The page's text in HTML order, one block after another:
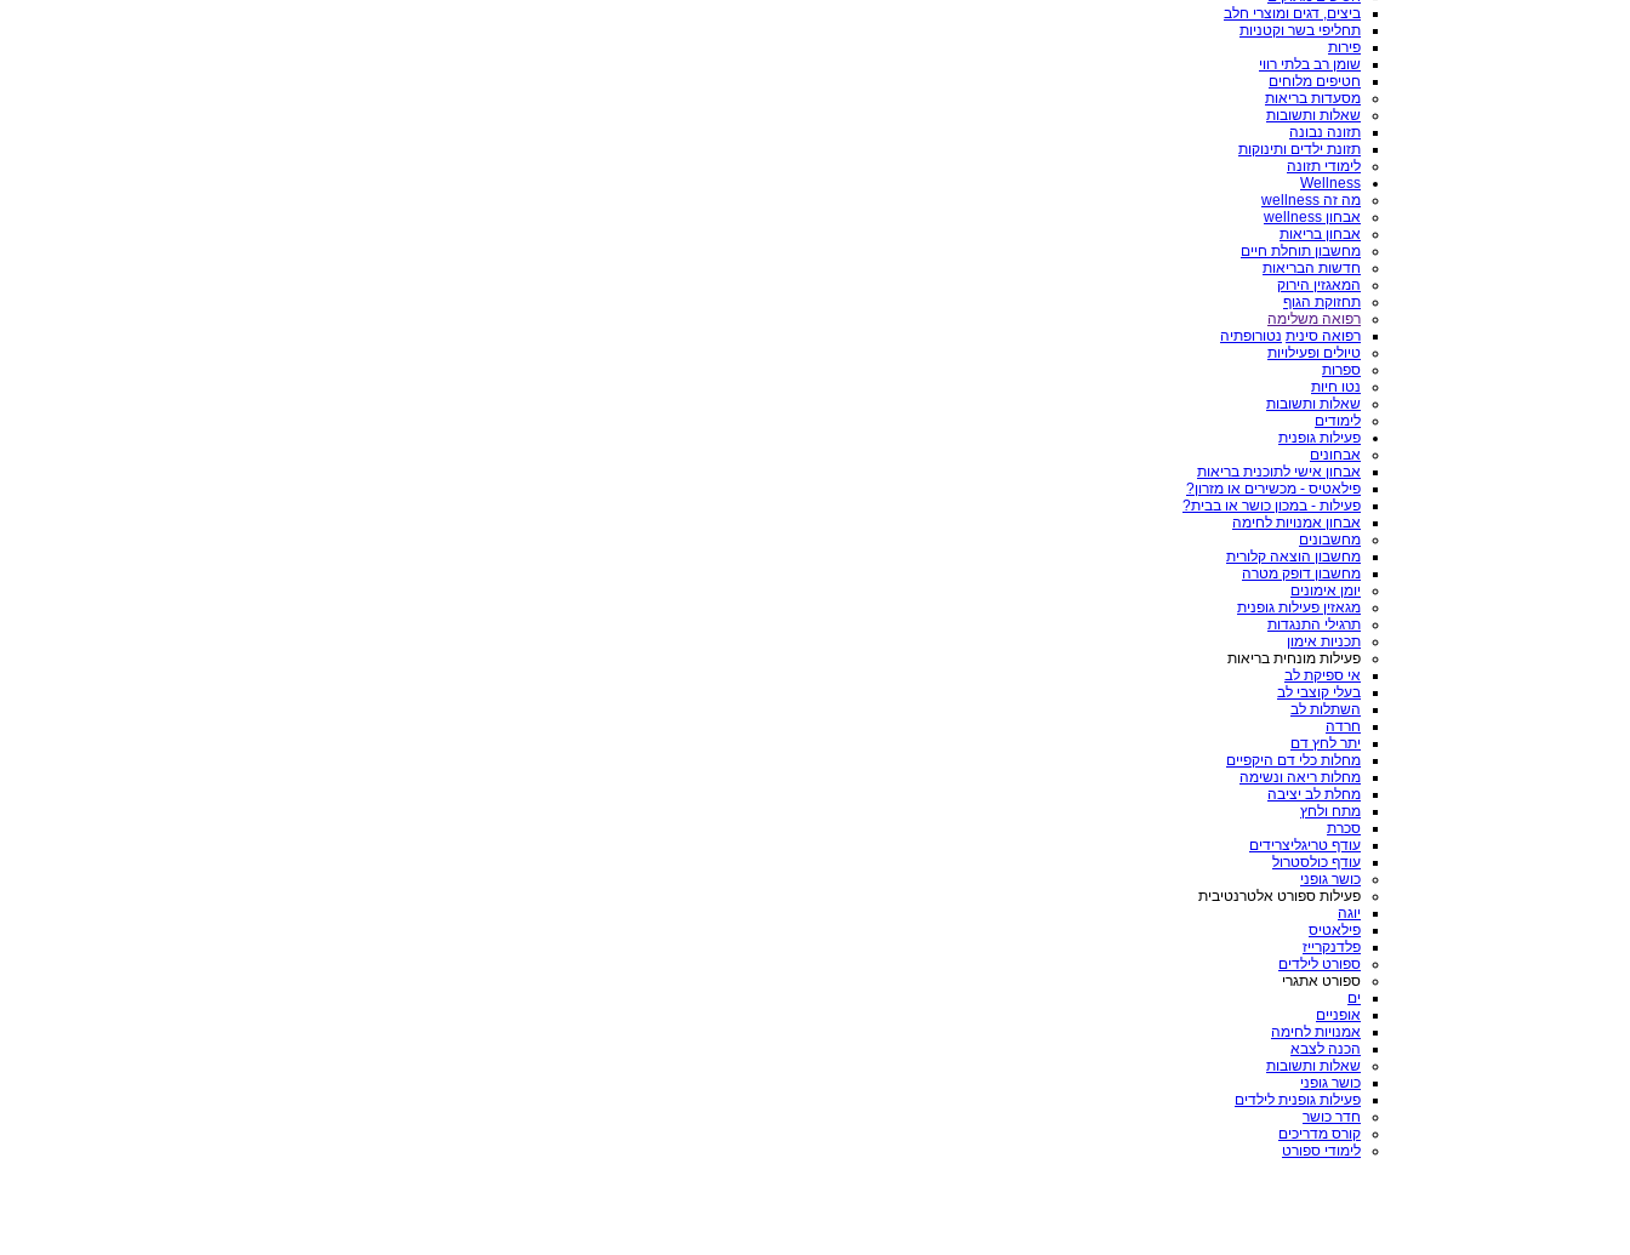
ביצים, דגים ומוצרי חלב
תחליפי בשר וקטניות
פירות
שומן רב בלתי רווי
חטיפים מלוחים
מסעדות בריאות
שאלות ותשובות
תזונה נבונה
תזונת ילדים ותינוקות
לימודי תזונה
Wellness
מה זה wellness
אבחון wellness
אבחון בריאות
מחשבון תוחלת חיים
חדשות הבריאות
המאגזין הירוק
תחזוקת הגוף
רפואה משלימה
רפואה סינית נטורופתיה
טיולים ופעילויות
ספרות
נטו חיות
שאלות ותשובות
לימודים
פעילות גופנית
אבחונים
אבחון אישי לתוכנית בריאות
פילאטיס - מכשירים או מזרון?
פעילות - במכון כושר או בבית?
אבחון אמנויות לחימה
מחשבונים
מחשבון הוצאה קלורית
מחשבון דופק מטרה
יומן אימונים
מגאזין פעילות גופנית
תרגילי התנגדות
תכניות אימון
פעילות מונחית בריאות
אי ספיקת לב
בעלי קוצבי לב
השתלות לב
חרדה
יתר לחץ דם
מחלות כלי דם היקפיים
מחלות ריאה ונשימה
מחלת לב יציבה
מתח ולחץ
סכרת
עודף טריגליצרידים
עודף כולסטרול
כושר גופני
פעילות ספורט אלטרנטיבית
יוגה
פילאטיס
פלדנקרייז
ספורט לילדים
ספורט אתגרי
ים
אופניים
אמנויות לחימה
הכנה לצבא
שאלות ותשובות
כושר גופני
פעילות גופנית לילדים
חדר כושר
קורס מדריכים
לימודי ספורט